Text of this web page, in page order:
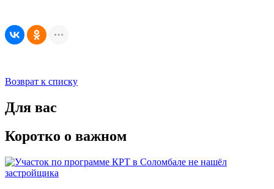
Возврат к списку
Для вас
Коротко о важном